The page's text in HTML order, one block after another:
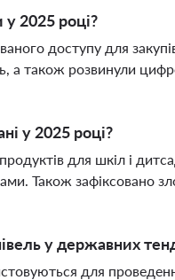
у 2025 році?
доступу для
а також розвинули
у 2025 році?
для шкіл і
Також зафіксовано
у державних
для